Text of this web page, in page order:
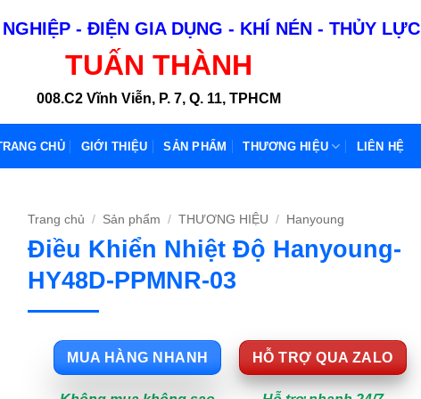
- ĐIỆN GIA DỤNG - KHÍ NÉN - THỦY LỰC
TUẤN THÀNH
008.C2 Vĩnh Viễn, P. 7, Q. 11, TPHCM
CHỦ GIỚI THIỆU SẢN PHẨM THƯƠNG HIỆU LIÊN HỆ
Trang chủ / Sản phẩm / THƯƠNG HIỆU / Hanyoung
Điều Khiển Nhiệt Độ Hanyoung-
HY48D-PPMNR-03
MUA HÀNG NHANH HỖ TRỢ QUA ZALO